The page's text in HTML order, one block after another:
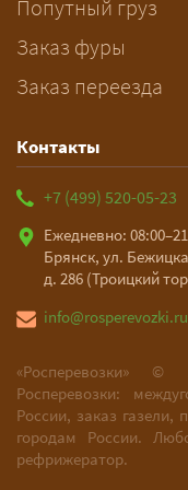
Попутный груз
Заказ фуры
Заказ переезда
Контакты
+7 (499) 520-05-23
Ежедневно:
Брянск, ул.
д. 286 (Троицкий
info@rosperevozki.ru
«Росперевозки» ©
Росперевозки:
России, заказ
городам России.
рефрижератор.